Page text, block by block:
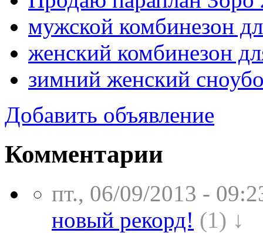
мужской комбинезон
женский комбинезон
зимний женский
Добавить объявление
Комментарии
пт., 06/09/2013 -
новый рекорд! (1) ↓